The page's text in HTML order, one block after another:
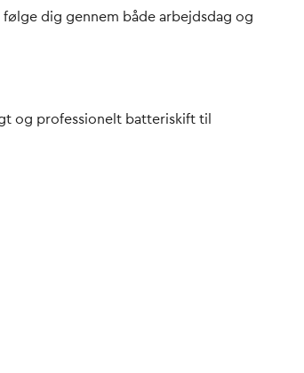
følge dig gennem både arbejdsdag og
og professionelt batteriskift til